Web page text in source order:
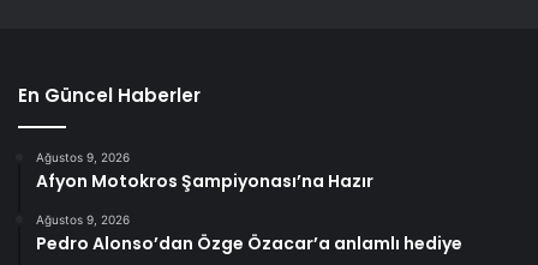
En Güncel Haberler
Ağustos 9, 2026
Afyon Motokros Şampiyonası’na Hazır
Ağustos 9, 2026
Pedro Alonso’dan Özge Özacar’a anlamlı hediye